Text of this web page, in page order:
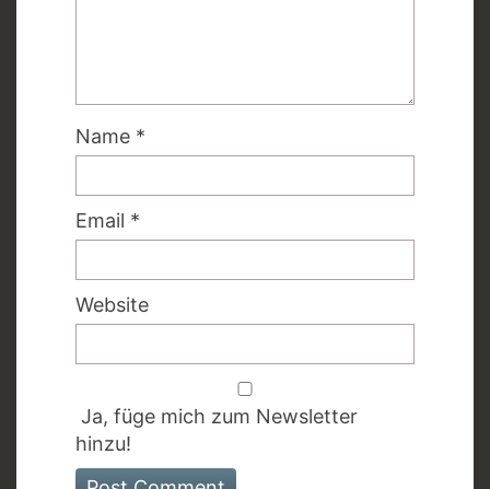
Name *
Email *
Website
Ja, füge mich zum Newsletter
hinzu!